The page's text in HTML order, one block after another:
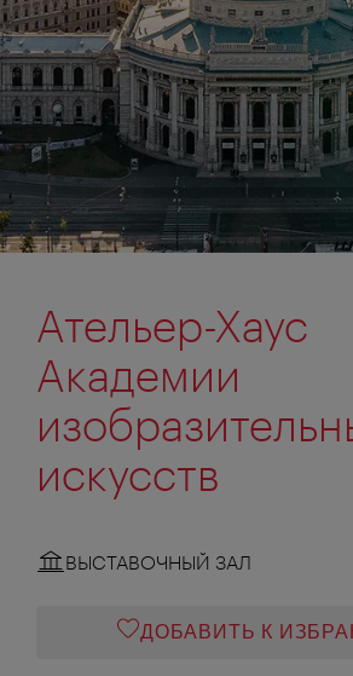
Ательер-Хаус
Академии
искусств
ВЫСТАВОЧНЫЙ ЗАЛ
ДОБАВИТЬ К